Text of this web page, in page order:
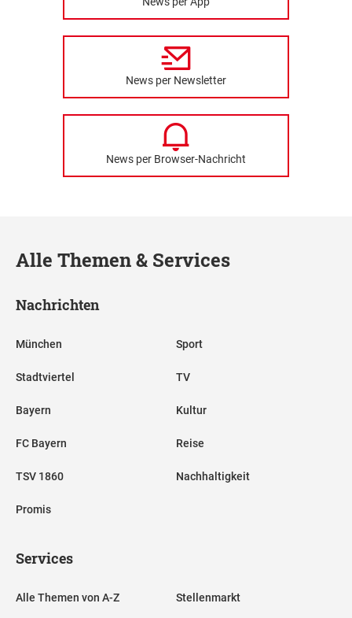
News per Newsletter
News per Browser-Nachricht
Alle Themen & Services
Nachrichten
München
Stadtviertel
Bayern
FC Bayern
TSV 1860
Promis
Sport
TV
Kultur
Reise
Nachhaltigkeit
Services
Alle Themen von A-Z Stellenmarkt